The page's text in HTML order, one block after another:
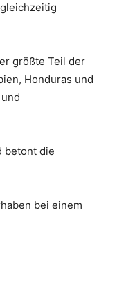
größte Teil der
Honduras und
betont die
bei einem